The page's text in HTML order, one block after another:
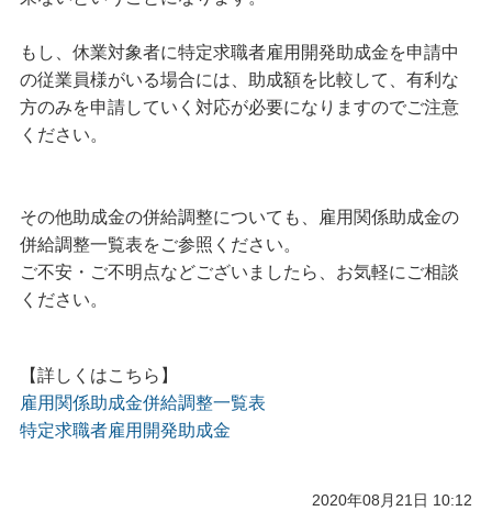
もし、休業対象者に特定求職者雇用開発助成金を申請中
の従業員様がいる場合には、助成額を比較して、有利な
方のみを申請していく対応が必要になりますのでご注意
ください。
その他助成金の併給調整についても、雇用関係助成金の
併給調整一覧表をご参照ください。
ご不安・ご不明点などございましたら、お気軽にご相談
ください。
【詳しくはこちら】
雇用関係助成金併給調整一覧表
特定求職者雇用開発助成金
2020年08月21日 10:12